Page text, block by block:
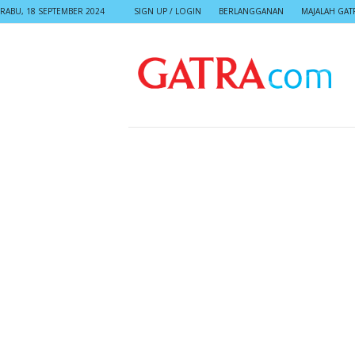
RABU, 18 SEPTEMBER 2024 SIGN UP / LOGIN BERLANGGANAN MAJALAH